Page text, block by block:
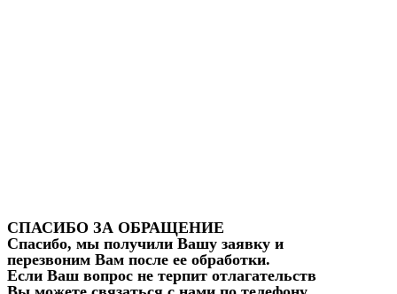
СПАСИБО ЗА ОБРАЩЕНИЕ
Спасибо, мы получили Вашу заявку и
перезвоним Вам после ее обработки.
Если Ваш вопрос не терпит отлагательств